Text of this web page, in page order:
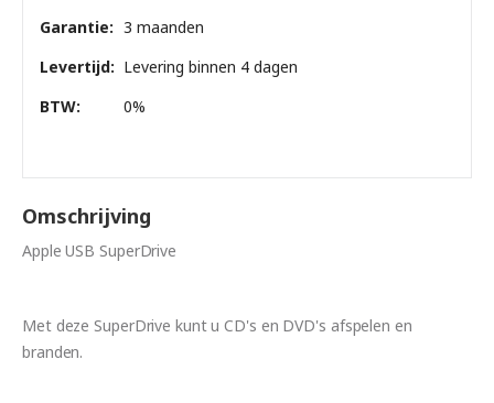
Garantie: 3 maanden
Levertijd: Levering binnen 4 dagen
BTW:
0%
Omschrijving
Apple USB SuperDrive
Met deze SuperDrive kunt u CD's en DVD's afspelen en
branden.